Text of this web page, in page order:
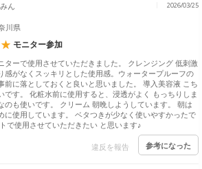
ん 2026/03/25
川県
モニター参加
ターで使用させていただきました。 クレンジング 低刺激
感がなくスッキリとした使用感。ウォータープルーフの
前に落としておくと良いと思いました。 導入美容液 こち
です。 化粧水前に使用すると、浸透がよく もっちりしま
のも使いです。 クリーム 朝晩しようしています。 朝は
に使用しています。 ベタつきが少なく使いやすかったで
で使用させていただきたい と思います♪
違反を報告 参考になった